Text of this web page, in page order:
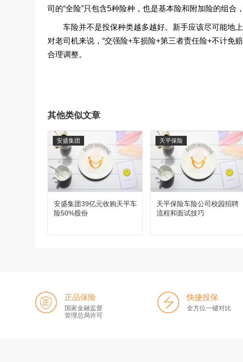
司的“全险”只包含5种险种，也是基本险和附加险的组合
车险并不是投保种类越多越好。新手应该尽可能地上
对老司机来说， “交强险+车损险+第三者责任险+不计免
合理调整。
其他类似文章
安盛集团39亿元收购天平车
险50%股份
安盛集团
天平保险车险公司校园招聘
流程和面试技巧
天平保险
正品保险
国家金融监督
管理总局许可
快捷投保
全方位一键对比